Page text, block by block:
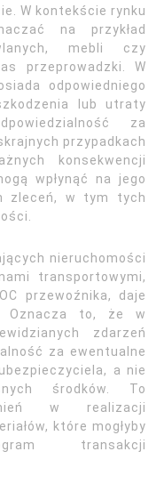
W kontekście rynku
na przykład
mebli czy
przeprowadzki. W
odpowiedniego
lub utraty
za
przypadkach
konsekwencji
wpłynąć na jego
zleceń, w tym tych
nieruchomości
transportowymi,
przewoźnika, daje
Oznacza to, że w
zdarzeń
za ewentualne
a nie
środków. To
w realizacji
które mogłyby
transakcji